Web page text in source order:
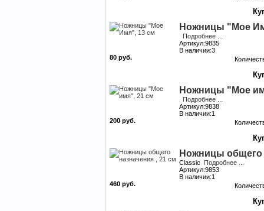
Ножницы "Мое
Подробнее ...
Артикул:9835
В наличии:3
80 руб.
Ножницы "Мое
Подробнее ...
Артикул:9838
В наличии:1
200 руб.
Ножницы общего
Classic Подробнее ...
Артикул:9853
В наличии:1
460 руб.